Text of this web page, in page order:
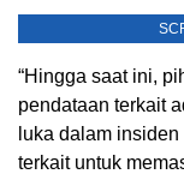
“Hingga saat ini,
pendataan terkait
luka dalam
terkait untuk